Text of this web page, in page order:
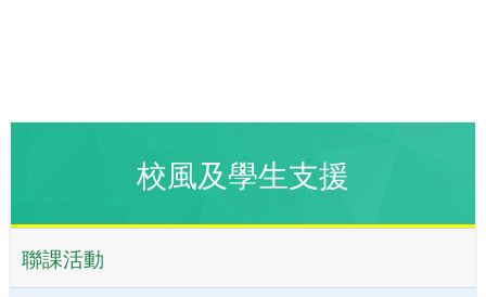
校風及學生支援
聯課活動